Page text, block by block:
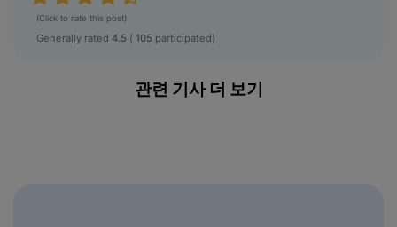
(Click to rate this post)
Generally rated 4.5 ( 105 participated)
관련 기사 더 보기